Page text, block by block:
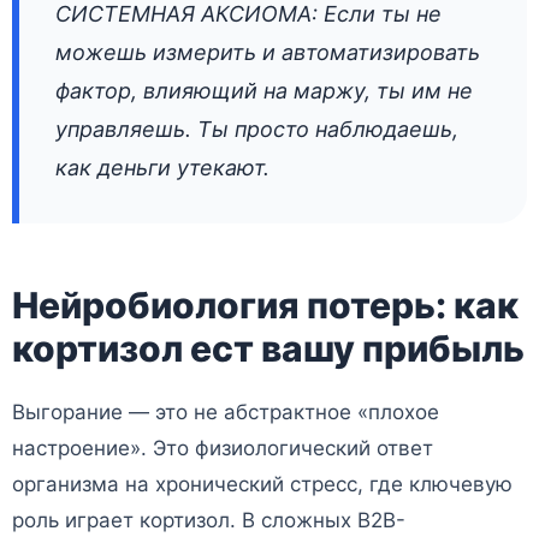
СИСТЕМНАЯ АКСИОМА: Если ты не
можешь измерить и автоматизировать
фактор, влияющий на маржу, ты им не
управляешь. Ты просто наблюдаешь,
как деньги утекают.
Нейробиология потерь: как
кортизол ест вашу прибыль
Выгорание — это не абстрактное «плохое
настроение». Это физиологический ответ
организма на хронический стресс, где ключевую
роль играет кортизол. В сложных B2B-